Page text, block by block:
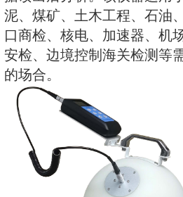
内置一个进口He-3
同时检测中子和X
敏度高、抗γ性能
配套的RenRiRate
据读出后分析。该
泥、煤矿、土木工
口商检、核电、加